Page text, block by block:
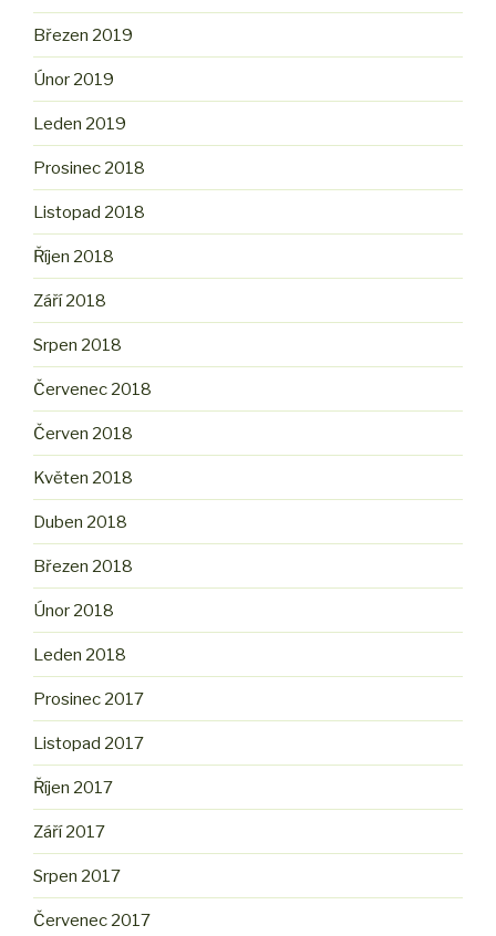
Březen 2019
Únor 2019
Leden 2019
Prosinec 2018
Listopad 2018
Říjen 2018
Září 2018
Srpen 2018
Červenec 2018
Červen 2018
Květen 2018
Duben 2018
Březen 2018
Únor 2018
Leden 2018
Prosinec 2017
Listopad 2017
Říjen 2017
Září 2017
Srpen 2017
Červenec 2017